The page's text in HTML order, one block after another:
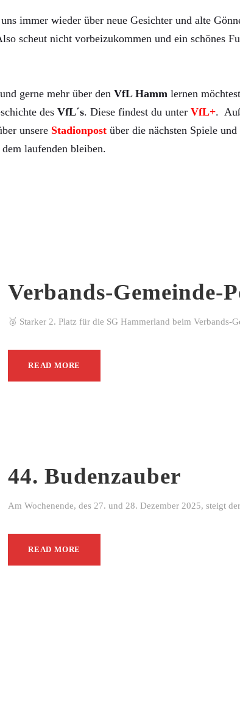
immer wieder über neue Gesichter und alte
scheut nicht vorbeizukommen und ein schönes
gerne mehr über den VfL Hamm lernen
des VfL´s. Diese findest du unter VfL+.
unsere Stadionpost über die nächsten Spiele und
laufenden bleiben.
Verbands-Gemeinde-
🥈 Starker 2. Platz für die SG Hammerland beim
READ MORE
44. Budenzauber
Am Wochenende, des 27. und 28. Dezember 2025, steigt
READ MORE